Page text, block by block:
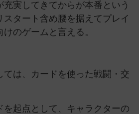
実してきてからが本番という
スタート含め腰を据えてプレイ
のゲームと言える。
ては、カードを使った戦闘・交
を起点として、キャラクターの